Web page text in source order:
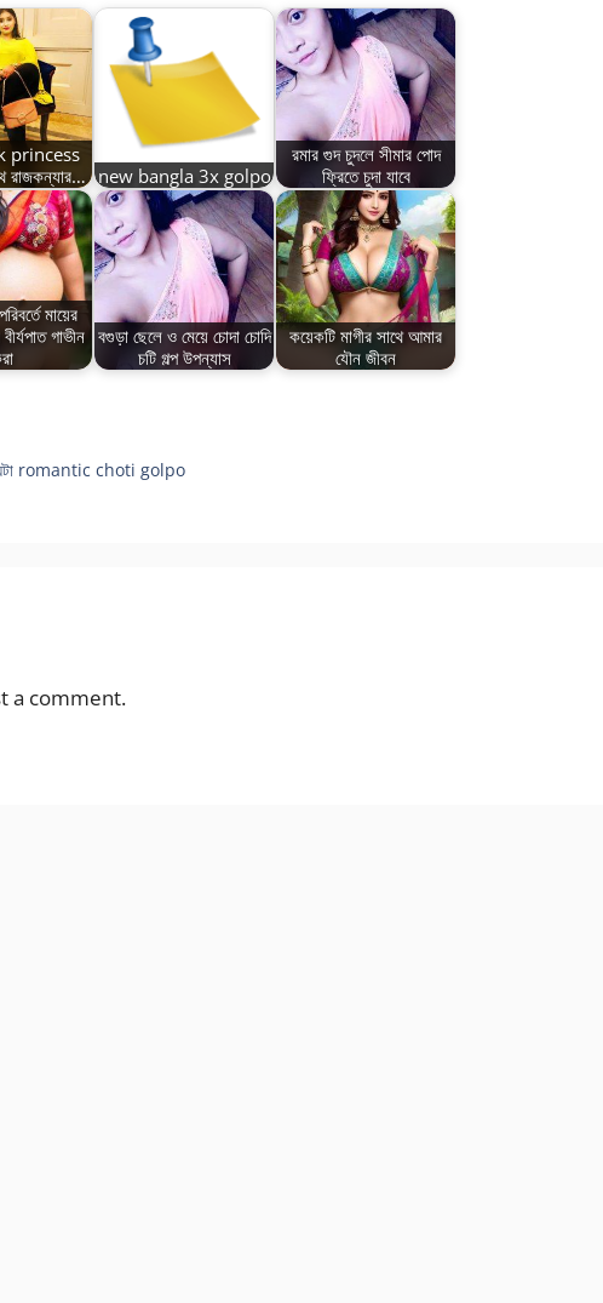
princess
রাজকন্যার… new bangla 3x golpo
রমার গুদ চুদলে সীমার পোদ
ফ্রিতে চুদা যাবে
মায়ের
গাভীন বগুড়া ছেলে ও মেয়ে চোদা চোদি
চটি গল্প উপন্যাস
কয়েকটি মাগীর সাথে আমার
যৌন জীবন
মেয়েটা romantic choti golpo
a comment.